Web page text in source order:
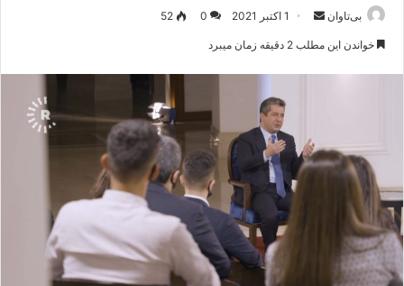
بی‌تاوان
ر
ی
م
1 اکتبر 2021 0
52
خواندن این مطلب 2 دقیقه زمان میبرد